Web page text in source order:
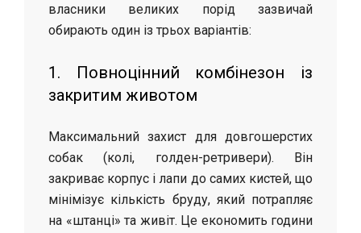
власники великих порід зазвичай
обирають один із трьох варіантів:
1. Повноцінний комбінезон із
закритим животом
Максимальний захист для довгошерстих
собак (колі, голден-ретривери). Він
закриває корпус і лапи до самих кистей, що
мінімізує кількість бруду, який потрапляє
на «штанці» та живіт. Це економить години